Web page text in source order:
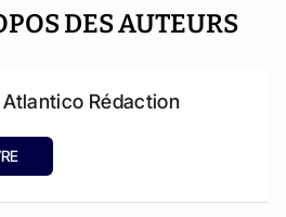
DES AUTEURS
Atlantico Rédaction